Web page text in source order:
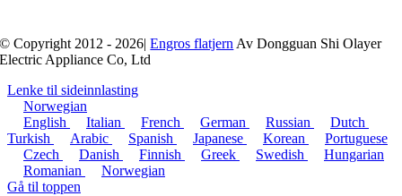
© Copyright 2012 - 2026|Engros flatjern Av Dongguan Shi Olayer
Electric Appliance Co, Ltd
Lenke til sideinnlasting
Norwegian
English
Italian French German Russian
Dutch
Turkish
Arabic Spanish Japanese Korean
Portuguese
Czech
Danish Finnish Greek Swedish
Hungarian
Romanian
Norwegian
Gå til toppen